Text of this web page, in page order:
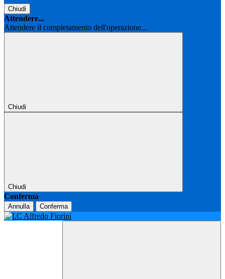
Chiudi
Attendere...
Attendere il completamento dell'operazione...
Chiudi
Chiudi
Conferma
Annulla Conferma